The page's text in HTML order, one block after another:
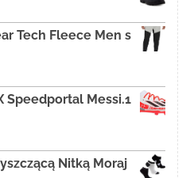
Tech Fleece Men s
Speedportal Messi.1
Nitką Moraj